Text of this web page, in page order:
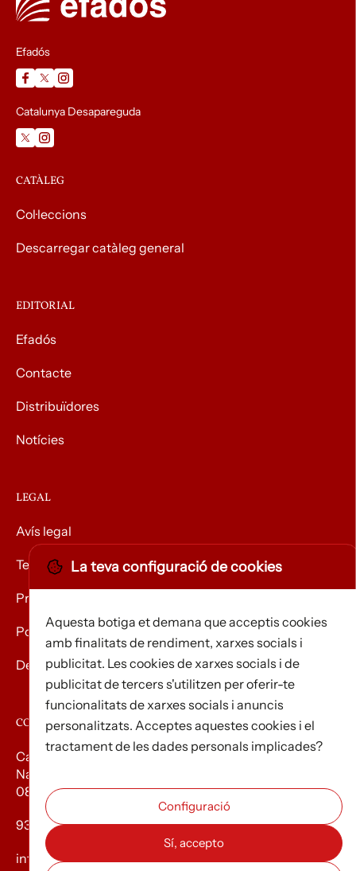
Efadós
Catalunya Desapareguda
CATÀLEG
Col·leccions
Descarregar catàleg general
EDITORIAL
Efadós
Contacte
Distribuïdores
Notícies
LEGAL
Avís legal
Termes i condicions
Privacitat
Política de Cookies
Devolució de mercaderies
CONTACTE
Carrer d’Edison, 3
Nau A. Polígon industrial Les Torrenteres
08754 El Papiol
93 673 12 12
info@efados.cat
La teva configuració de cookies
Aquesta botiga et demana que acceptis cookies
amb finalitats de rendiment, xarxes socials i
publicitat. Les cookies de xarxes socials i de
publicitat de tercers s'utilitzen per oferir-te
funcionalitats de xarxes socials i anuncis
personalitzats. Acceptes aquestes cookies i el
tractament de les dades personals implicades?